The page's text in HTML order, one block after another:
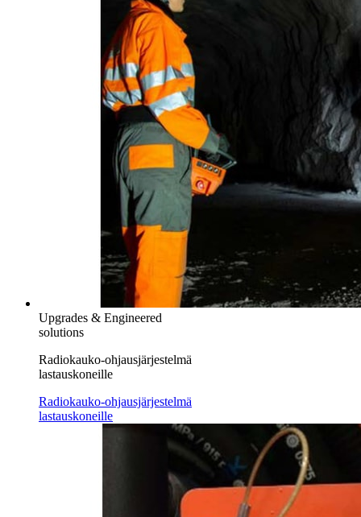
Upgrades & Engineered
solutions
Radiokauko-ohjausjärjestelmä
lastauskoneille
Radiokauko-ohjausjärjestelmä
lastauskoneille